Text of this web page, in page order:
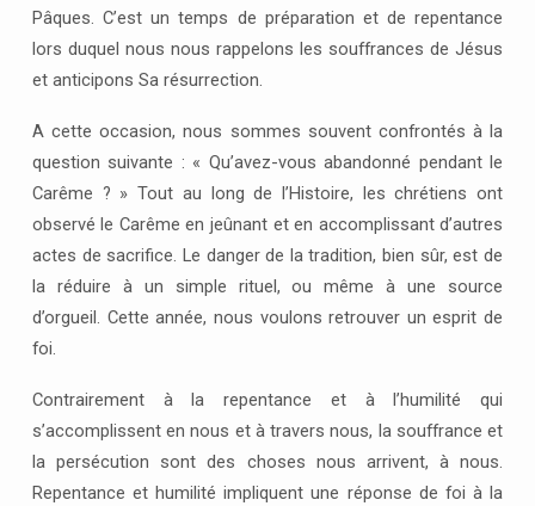
Pâques. C’est un temps de préparation et de repentance
lors duquel nous nous rappelons les souffrances de Jésus
et anticipons Sa résurrection.
A cette occasion, nous sommes souvent confrontés à la
question suivante : « Qu’avez-vous abandonné pendant le
Carême ? » Tout au long de l’Histoire, les chrétiens ont
observé le Carême en jeûnant et en accomplissant d’autres
actes de sacrifice. Le danger de la tradition, bien sûr, est de
la réduire à un simple rituel, ou même à une source
d’orgueil. Cette année, nous voulons retrouver un esprit de
foi.
Contrairement à la repentance et à l’humilité qui
s’accomplissent en nous et à travers nous, la souffrance et
la persécution sont des choses nous arrivent, à nous.
Repentance et humilité impliquent une réponse de foi à la